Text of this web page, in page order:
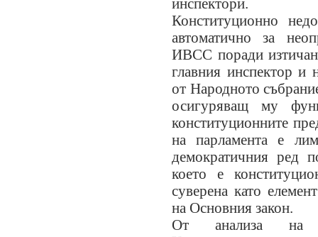
Конституционно
автоматично за
ИВСС поради
главния инспектор и
от Народното
осигуряващ му
конституционните
на парламента е
демократичния ред
което е
суверена като
на Основния закон.
От анализа на